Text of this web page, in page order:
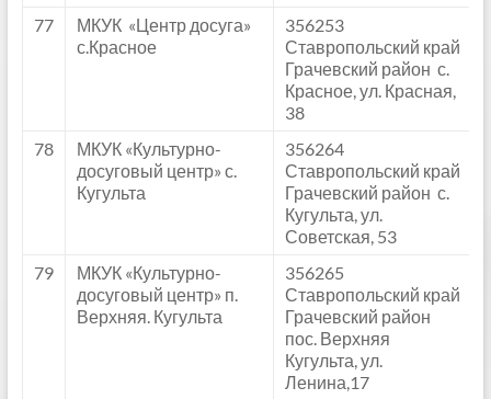
77
МКУК «Центр досуга»
с.Красное
356253
Ставропольский край
Грачевский район с.
Красное, ул. Красная,
38
78
МКУК «Культурно-
досуговый центр» с.
Кугульта
356264
Ставропольский край
Грачевский район с.
Кугульта, ул.
Советская, 53
79
МКУК «Культурно-
досуговый центр» п.
Верхняя. Кугульта
356265
Ставропольский край
Грачевский район
пос. Верхняя
Кугульта, ул.
Ленина,17